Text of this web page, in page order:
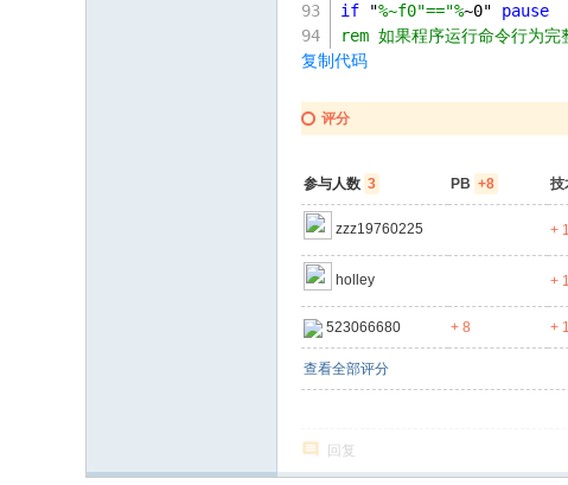
if "%~f0"=="%~0" pause
rem 如果程序运行命令行为完
复制代码
评分
参与人数 3 PB +8 技
zzz19760225 + 1
holley + 1
523066680 + 8 + 1
查看全部评分
回复